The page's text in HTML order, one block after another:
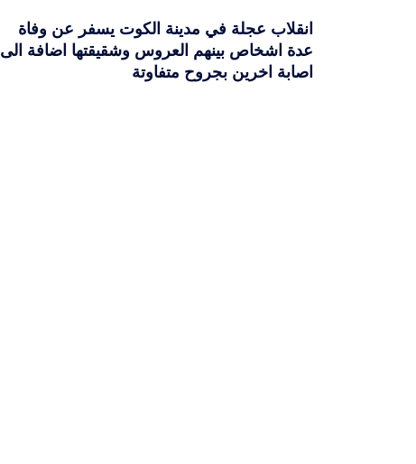
انقلاب عجلة في مدينة الكوت يسفر عن وفاة
عدة اشخاص بينهم العروس وشقيقتها اضافة الى
اصابة اخرين بجروح متفاوتة